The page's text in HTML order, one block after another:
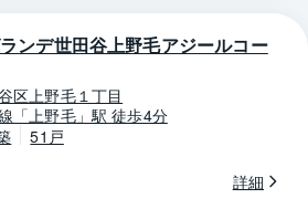
ンデ世田谷上野毛アジールコー
区上野毛１丁目
「上野毛」駅 徒歩4分
51戸
詳細